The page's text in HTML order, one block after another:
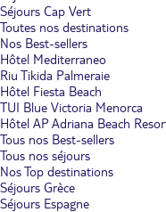
Séjours Cap Vert
Toutes nos destinations
Nos Best-sellers
Hôtel Mediterraneo
Riu Tikida Palmeraie
Hôtel Fiesta Beach
TUI Blue Victoria Menorca
Hôtel AP Adriana Beach
Tous nos Best-sellers
Tous nos séjours
Nos Top destinations
Séjours Grèce
Séjours Espagne